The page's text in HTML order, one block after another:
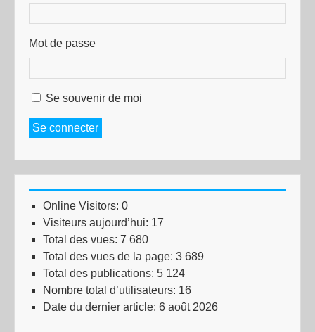
Mot de passe
Se souvenir de moi
Se connecter
Online Visitors: 0
Visiteurs aujourd’hui: 17
Total des vues: 7 680
Total des vues de la page: 3 689
Total des publications: 5 124
Nombre total d’utilisateurs: 16
Date du dernier article: 6 août 2026